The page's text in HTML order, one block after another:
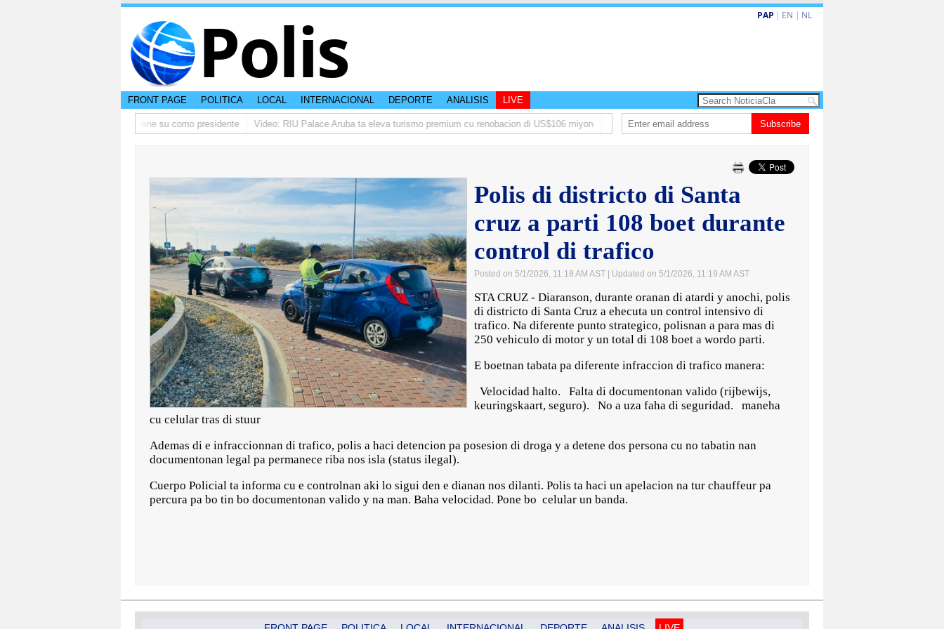
Polis PAP | EN | NL
FRONT PAGE POLITICA LOCAL INTERNACIONAL DEPORTE ANALISIS LIVE
pidi disculpa, y FIFA ta mantene su como presidente Video: RIU Palace Aruba ta eleva turismo premium cu renobacion di US$106 miyon Aruba ta enfrenta Sur Korea den duelo di pitcheo
Subscribe
Polis di districto di Santa
cruz a parti 108 boet durante
control di trafico
Posted on 5/1/2026, 11:18 AM AST | Updated on 5/1/2026, 11:19 AM AST
STA CRUZ - Diaranson, durante oranan di atardi y anochi, polis
di districto di Santa Cruz a ehecuta un control intensivo di
trafico. Na diferente punto strategico, polisnan a para mas di
250 vehiculo di motor y un total di 108 boet a wordo parti.
E boetnan tabata pa diferente infraccion di trafico manera:
⁠ ⁠Velocidad halto. ⁠ ⁠Falta di documentonan valido (rijbewijs,
keuringskaart, seguro). ⁠ ⁠No a uza faha di seguridad. ⁠ ⁠⁠maneha
cu celular tras di stuur
Ademas di e infraccionnan di trafico, polis a haci detencion pa posesion di droga y a detene dos persona cu no tabatin nan
documentonan legal pa permanece riba nos isla (status ilegal).
Cuerpo Policial ta informa cu e controlnan aki lo sigui den e dianan nos dilanti. Polis ta haci un apelacion na tur chauffeur pa
percura pa bo tin bo documentonan valido y na man. Baha velocidad⁠. Pone bo celular un banda.